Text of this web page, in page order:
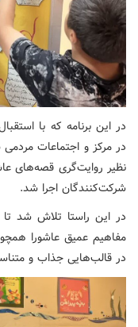
در این برنامه که با
در مرکز و اجتماعات
نظیر روایت‌گری قصه‌های
شرکت‌کنندگان اجرا شد.
در این راستا تلاش شد
مفاهیم عمیق عاشورا
در قالب‌هایی جذاب و